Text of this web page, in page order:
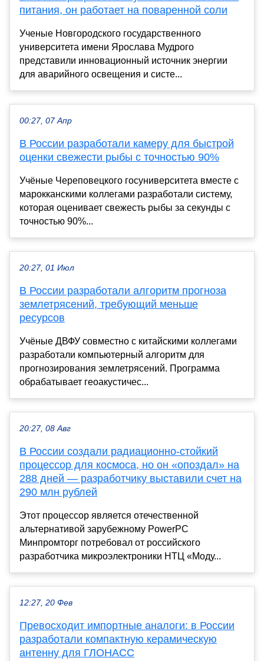
питания, он работает на поваренной соли
Ученые Новгородского государственного
университета имени Ярослава Мудрого
представили инновационный источник энергии
для аварийного освещения и систе...
00:27, 07 Апр
В России разработали камеру для быстрой
оценки свежести рыбы с точностью 90%
Учёные Череповецкого госуниверситета вместе с
марокканскими коллегами разработали систему,
которая оценивает свежесть рыбы за секунды с
точностью 90%...
20:27, 01 Июл
В России разработали алгоритм прогноза
землетрясений, требующий меньше
ресурсов
Учёные ДВФУ совместно с китайскими коллегами
разработали компьютерный алгоритм для
прогнозирования землетрясений. Программа
обрабатывает геоакустичес...
20:27, 08 Авг
В России создали радиационно-стойкий
процессор для космоса, но он «опоздал» на
288 дней — разработчику выставили счет на
290 млн рублей
Этот процессор является отечественной
альтернативой зарубежному PowerPC
Минпромторг потребовал от российского
разработчика микроэлектроники НТЦ «Моду...
12:27, 20 Фев
Превосходит импортные аналоги: в России
разработали компактную керамическую
антенну для ГЛОНАСС